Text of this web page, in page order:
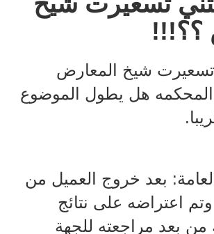
؟؟!!!
تسعيرت شيخ المعارض
هل يطول الموضوع
بعد خروج العميل من
وتم اعتراضه على نتائج
من بعد مراجعته للجهة